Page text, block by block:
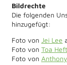
Bildrechte
Die folgenden
hinzugefügt:
Foto von Jei Lee
Foto von Toa
Foto von